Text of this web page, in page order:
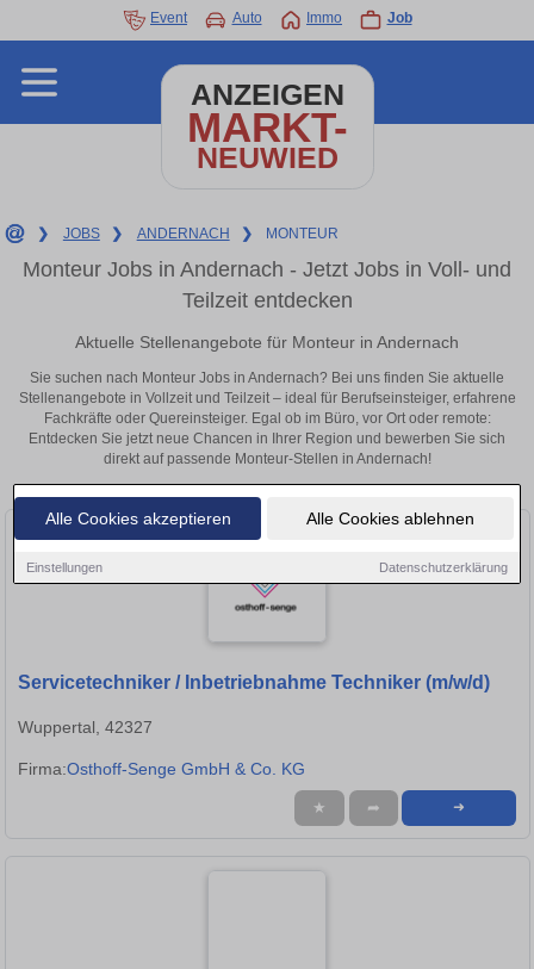
Alle Cookies akzeptieren Alle Cookies ablehnen
Einstellungen Datenschutzerklärung
Event Auto Immo Job
ANZEIGEN
MARKT-
NEUWIED
❯ JOBS ❯ ANDERNACH ❯ MONTEUR
Monteur Jobs in Andernach - Jetzt Jobs in Voll- und
Teilzeit entdecken
Aktuelle Stellenangebote für Monteur in Andernach
Sie suchen nach Monteur Jobs in Andernach? Bei uns finden Sie aktuelle
Stellenangebote in Vollzeit und Teilzeit – ideal für Berufseinsteiger, erfahrene
Fachkräfte oder Quereinsteiger. Egal ob im Büro, vor Ort oder remote:
Entdecken Sie jetzt neue Chancen in Ihrer Region und bewerben Sie sich
direkt auf passende Monteur-Stellen in Andernach!
Servicetechniker / Inbetriebnahme Techniker (m/w/d)
Wuppertal, 42327
Firma:Osthoff-Senge GmbH & Co. KG
★ ➦ ➜